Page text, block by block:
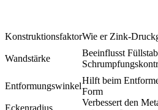
KonstruktionsfaktorWie er Zink-
Wandstärke
Beeinflusst
Entformungswinkel
Hilft beim
Form
Verbessert den